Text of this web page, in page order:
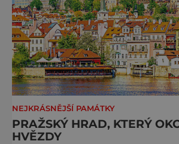
NEJKRÁSNĚJŠÍ PAMÁTKY
PRAŽSKÝ HRAD, KTERÝ
HVĚZDY